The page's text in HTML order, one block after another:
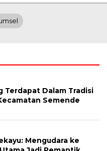
Terdapat Dalam Tradisi
Semende
Mengudara ke